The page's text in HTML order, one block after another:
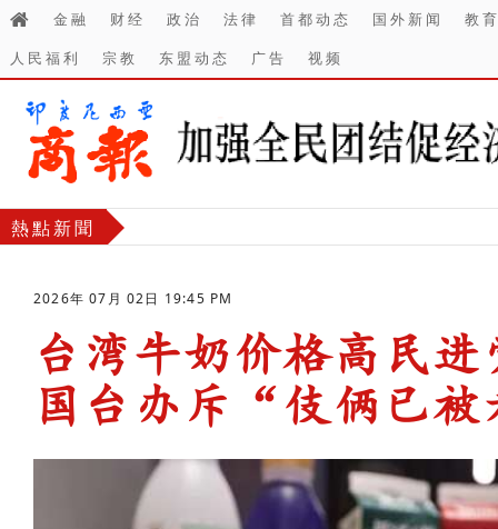
金融 财经 政治 法律 首都动态 国外新闻
教
人民福利
宗教 东盟动态 广告 视频
熱點新聞
2026年 07月 02日 19:45 PM
台湾牛奶价格高民
国台办斥“伎俩已